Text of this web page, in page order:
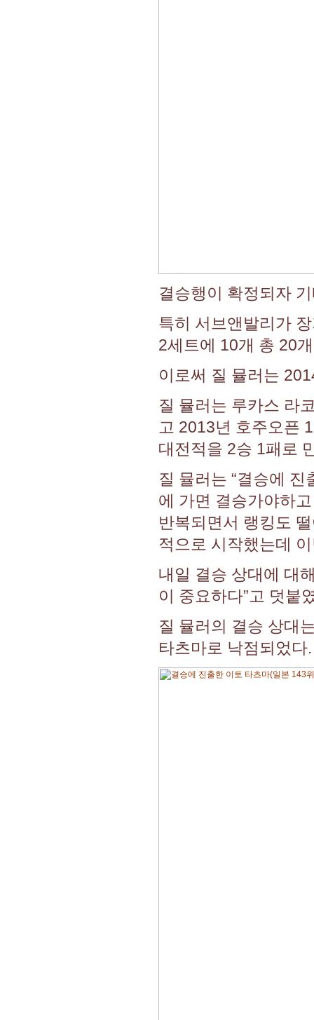
결승행이 확정되자
특히 서브앤발리가
2세트에 10개 총 20
이로써 질 뮬러는
질 뮬러는 루카스 라
고 2013년 호주오픈
대전적을 2승 1패로
질 뮬러는 “결승에
에 가면 결승가야하
반복되면서 랭킹도
적으로 시작했는데
내일 결승 상대에 대
이 중요하다”고 덧붙
질 뮬러의 결승 상대
타츠마로 낙점되었다.